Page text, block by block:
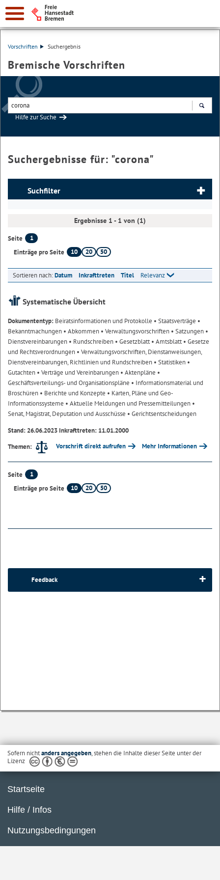
Vorschriften Suchergebnis
Bremische Vorschriften
Hilfe zur Suche
Suchergebnisse für: "corona"
Suchfilter
Ergebnisse 1 - 1 von (1)
Seite
1
Einträge pro Seite
10 20 50
Sortieren nach:Datum Inkrafttreten Titel Relevanz
Systematische Übersicht
Dokumententyp: Beiratsinformationen und Protokolle • Staatsverträge •
Bekanntmachungen • Abkommen • Verwaltungsvorschriften • Satzungen •
Dienstvereinbarungen • Rundschreiben • Gesetzblatt• Amtsblatt• Gesetze
und Rechtsverordnungen • Verwaltungsvorschriften, Dienstanweisungen,
Dienstvereinbarungen, Richtlinien und Rundschreiben • Statistiken •
Gutachten • Verträge und Vereinbarungen • Aktenpläne •
Geschäftsverteilungs- und Organisationspläne • Informationsmaterial und
Broschüren • Berichte und Konzepte • Karten, Pläne und Geo-
Informationssysteme • Aktuelle Meldungen und Pressemitteilungen •
Senat, Magistrat, Deputation und Ausschüsse • Gerichtsentscheidungen
Stand: 26.06.2023 Inkrafttreten: 11.01.2000
Themen:
Vorschrift direkt aufrufen Mehr Informationen
Seite
1
Einträge pro Seite
10 20 50
Feedback
Sofern nichtanders angegeben, stehen die Inhalte dieser Seite unter der
Lizenz
Startseite
Hilfe / Infos
Nutzungsbedingungen